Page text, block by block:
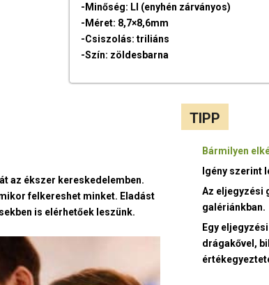
-Minőség: LI (enyhén zárványos)
-Méret: 8,7×8,6mm
-Csiszolás: triliáns
-Szín: zöldesbarna
az ékszer kereskedelemben.
felkereshet minket. Eladást
is elérhetőek leszünk.
TIPP
Bármilyen
Igény szerint
Az eljegyzési
galériánkban.
Egy
drágakővel,